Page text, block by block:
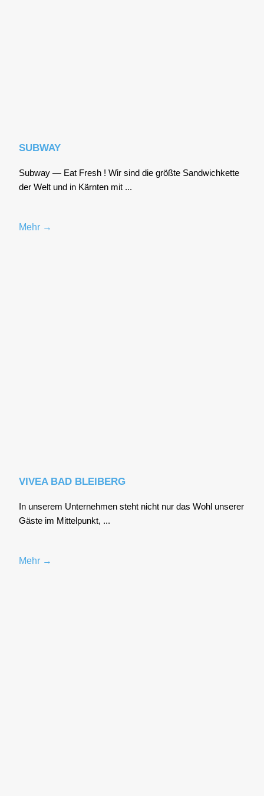
SUBWAY
Sub­way — Eat Fresh ! Wir sind die größ­te Sand­wich­ket­te
der Welt und in Kärn­ten mit ...
Mehr →
VIVEA BAD BLEIBERG
In unse­rem Unter­neh­men steht nicht nur das Wohl unse­rer
Gäs­te im Mit­tel­punkt, ...
Mehr →